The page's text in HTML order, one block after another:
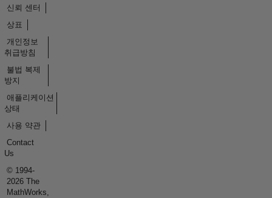
신뢰 센터
상표
개인정보
취급방침
불법 복제
방지
애플리케이션
상태
사용 약관
Contact
Us
© 1994-
2026 The
MathWorks,